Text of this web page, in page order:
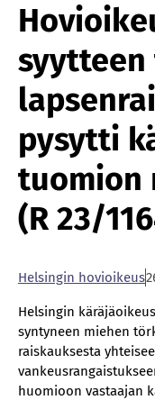
pysytti
tuomion
(R 23/
Helsingin hovioikeus
Helsingin
syntyneen miehen
raiskauksesta
huomioon vastaajan